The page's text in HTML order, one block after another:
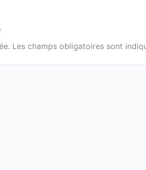
Les champs obligatoires sont